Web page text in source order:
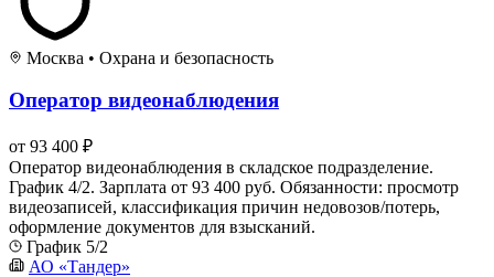
Москва • Охрана и безопасность
Оператор видеонаблюдения
от 93 400 ₽
Оператор видеонаблюдения в складское подразделение.
График 4/2. Зарплата от 93 400 руб. Обязанности: просмотр
видеозаписей, классификация причин недовозов/потерь,
оформление документов для взысканий.
График 5/2
АО «Тандер»